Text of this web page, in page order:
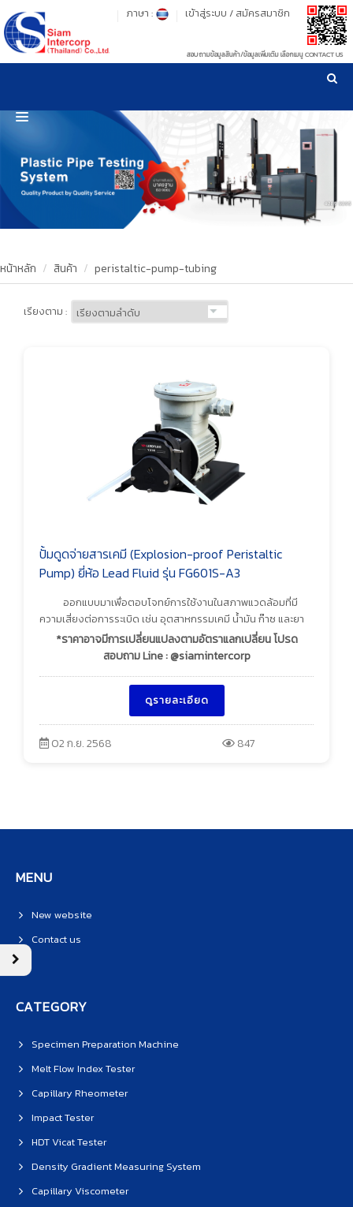
รู้ลึก รู้จริง เรื่องเครื่องมือทดสอบวัสดุ ! ยืน 1 เรื่องมาตรฐานการให้บริการ
เข้าสู่ระบบ / สมัครสมาชิก
ภาษา :
สอบถามข้อมูลสินค้า/ข้อมูลเพิ่มเติม เลือกเมนู CONTACT US
HOME
PRODUCT
OUR CLIENTS
OUR WORKS
CALIBRATION
หน้าหลัก สินค้า peristaltic-pump-tubing
เรียงตาม :
ปั้มดูดจ่ายสารเคมี (Explosion-proof Peristaltic
Pump) ยี่ห้อ Lead Fluid รุ่น FG601S-A3
ออกแบบมาเพื่อตอบโจทย์การใช้งานในสภาพแวดล้อมที่มี
ความเสี่ยงต่อการระเบิด เช่น อุตสาหกรรมเคมี น้ำมัน ก๊าซ และยา
*ราคาอาจมีการเปลี่ยนแปลงตามอัตราแลกเปลี่ยน โปรด
สอบถาม Line : @siamintercorp
ดูรายละเอียด
02 ก.ย. 2568 847
MENU
New website
Contact us
CATEGORY
Specimen Preparation Machine
Melt Flow Index Tester
Capillary Rheometer
Impact Tester
HDT Vicat Tester
Density Gradient Measuring System
Capillary Viscometer